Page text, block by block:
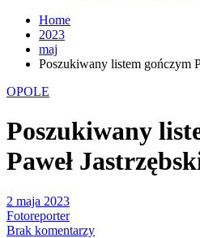
Home
2023
maj
Poszukiwany listem gończym
OPOLE
Poszukiwany
Paweł
2 maja 2023
Fotoreporter
Brak komentarzy